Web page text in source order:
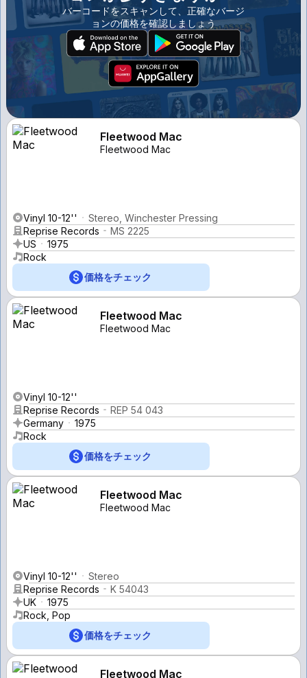
バーコードをスキャンして、正確なバージ
ョンの価格を確認しましょう
Fleetwood Mac
Fleetwood Mac
Vinyl 10-12''
Stereo, Winchester Pressing
Reprise Records
MS 2225
US
1975
Rock
価格をチェック
Fleetwood Mac
Fleetwood Mac
Vinyl 10-12''
Reprise Records
REP 54 043
Germany
1975
Rock
価格をチェック
Fleetwood Mac
Fleetwood Mac
Vinyl 10-12''
Stereo
Reprise Records
K 54043
UK
1975
Rock, Pop
価格をチェック
Fleetwood Mac